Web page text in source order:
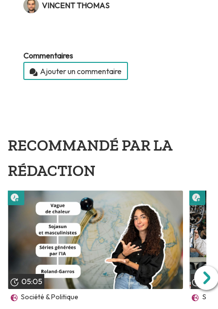
VINCENT THOMAS
Commentaires
Ajouter un commentaire
RECOMMANDÉ PAR LA
RÉDACTION
05:05
Société & Politique
Lire plus tard